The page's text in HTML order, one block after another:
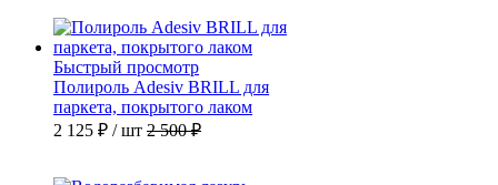
Быстрый просмотр
Полироль Adesiv BRILL для
паркета, покрытого лаком
2 125 ₽ / шт 2 500 ₽